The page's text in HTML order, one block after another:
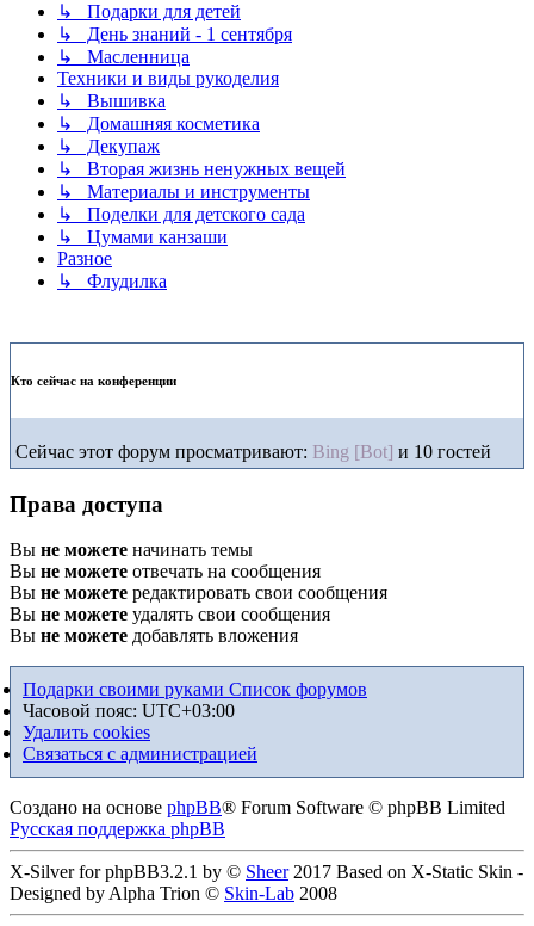
↳ Подарки для детей
↳ День знаний - 1 сентября
↳ Масленница
Техники и виды рукоделия
↳ Вышивка
↳ Домашняя косметика
↳ Декупаж
↳ Вторая жизнь ненужных вещей
↳ Материалы и инструменты
↳ Поделки для детского сада
↳ Цумами канзаши
Разное
↳ Флудилка
Кто сейчас на конференции
Сейчас этот форум просматривают: Bing [Bot] и 10 гостей
Права доступа
Вы не можете начинать темы
Вы не можете отвечать на сообщения
Вы не можете редактировать свои сообщения
Вы не можете удалять свои сообщения
Вы не можете добавлять вложения
Подарки своими руками Список форумов
Часовой пояс: UTC+03:00
Удалить cookies
Связаться с администрацией
Создано на основе phpBB® Forum Software © phpBB Limited
Русская поддержка phpBB
X-Silver for phpBB3.2.1 by © Sheer2017 Based on X-Static Skin -
Designed by Alpha Trion © Skin-Lab 2008